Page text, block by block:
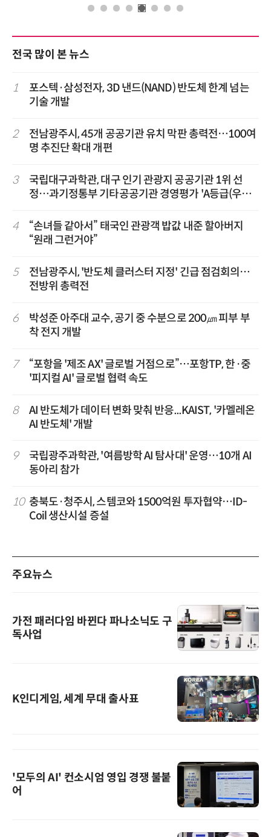
전국 많이 본 뉴스
1
포스텍·삼성전자, 3D 낸드(NAND) 반도체 한계 넘는
기술 개발
2
전남광주시, 45개 공공기관 유치 막판 총력전…100여
명 추진단 확대 개편
3
국립대구과학관, 대구 인기 관광지 공공기관 1위 선
정…과기정통부 기타공공기관 경영평가 'A등급(우수)'
4
“손녀들 같아서” 태국인 관광객 밥값 내준 할아버지
“원래 그런거야”
5
전남광주시, '반도체 클러스터 지정' 긴급 점검회의…
전방위 총력전
6
박성준 아주대 교수, 공기 중 수분으로 200㎛ 피부 부
착 전지 개발
7
“포항을 '제조 AX' 글로벌 거점으로”…포항TP, 한·중
'피지컬 AI' 글로벌 협력 속도
8
AI 반도체가 데이터 변화 맞춰 반응...KAIST, '카멜레온
AI 반도체' 개발
9
국립광주과학관, '여름방학 AI 탐사대' 운영…10개 AI
동아리 참가
10 충북도·청주시, 스템코와 1500억원 투자협약…ID-
Coil 생산시설 증설
주요뉴스
가전 패러다임 바뀐다 파나소닉도 구
독사업
K인디게임, 세계 무대 출사표
'모두의 AI' 컨소시엄 영입 경쟁 불붙
어